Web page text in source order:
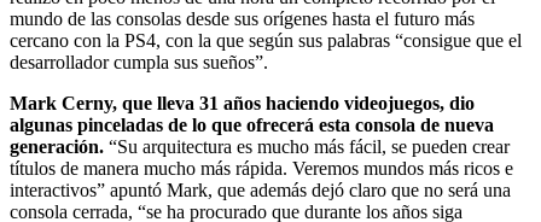
mundo de las consolas desde sus orígenes hasta el futuro más
cercano con la PS4, con la que según sus palabras “consigue que el
desarrollador cumpla sus sueños”.
Mark Cerny, que lleva 31 años haciendo videojuegos, dio
algunas pinceladas de lo que ofrecerá esta consola de nueva
generación. “Su arquitectura es mucho más fácil, se pueden crear
títulos de manera mucho más rápida. Veremos mundos más ricos e
interactivos” apuntó Mark, que además dejó claro que no será una
consola cerrada, “se ha procurado que durante los años siga